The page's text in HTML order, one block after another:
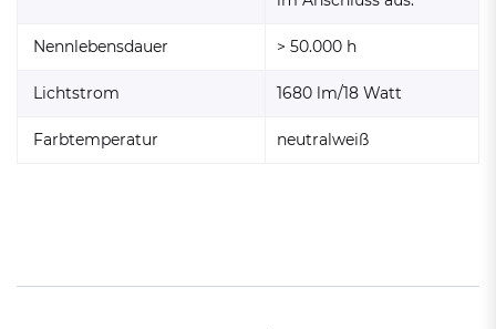
Nennlebensdauer > 50.000 h
Lichtstrom 1680 lm/18 Watt
Farbtemperatur neutralweiß